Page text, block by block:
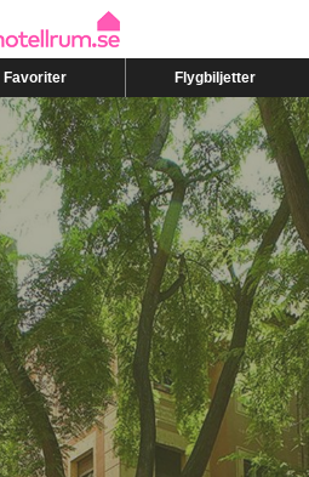
Favoriter Flygbiljetter